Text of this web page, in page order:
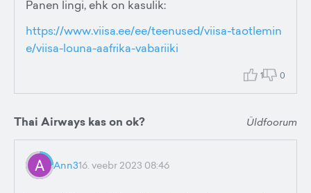
Panen lingi, ehk on kasulik:
https://www.viisa.ee/ee/teenused/viisa-taotlemin
e/viisa-louna-aafrika-vabariiki
1 0
Thai Airways kas on ok? Üldfoorum
Ann316. veebr 2023 08:46